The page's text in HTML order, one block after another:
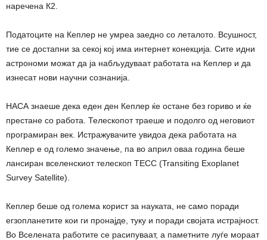
наречена К2.
Податоците на Кеплер не умреа заедно со леталото. Всушност,
тие се достапни за секој кој има интернет конекција. Сите идни
астрономи можат да ја набљудуваат работата на Кеплер и да
изнесат нови научни сознанија.
НАСА знаеше дека еден ден Кеплер ќе остане без гориво и ќе
престане со работа. Телескопот траеше и подолго од неговиот
програмиран век. Истражувачите увидоа дека работата на
Кеплер е од големо значење, па во април оваа година беше
лансиран вселенскиот телескоп ТЕСС (Transiting Exoplanet
Survey Satellite).
Кеплер беше од голема корист за науката, не само поради
егзопланетите кои ги пронајде, туку и поради својата истрајност.
Во Вселената работите се расипуваат, а паметните луѓе мораат